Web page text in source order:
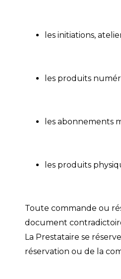
les initiations,
les produits
les abonnements
les produits
Toute commande ou
document
La Prestataire se
réservation ou de la